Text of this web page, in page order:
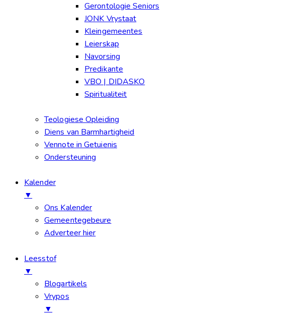
Gerontologie Seniors
JONK Vrystaat
Kleingemeentes
Leierskap
Navorsing
Predikante
VBO | DIDASKO
Spiritualiteit
Teologiese Opleiding
Diens van Barmhartigheid
Vennote in Getuienis
Ondersteuning
Kalender
▼
Ons Kalender
Gemeentegebeure
Adverteer hier
Leesstof
▼
Blogartikels
Vrypos
▼